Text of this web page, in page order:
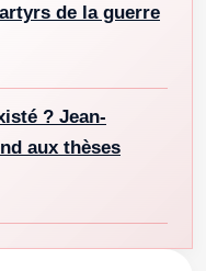
de la guerre
? Jean-
aux thèses